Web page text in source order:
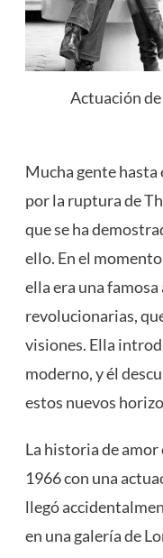
Actuación
Mucha gente hasta
por la ruptura de
que se ha
ello. En el
ella era una
revolucionarias,
visiones. Ella
moderno, y él
estos nuevos
La historia de amor
1966 con una
llegó
en una galería de